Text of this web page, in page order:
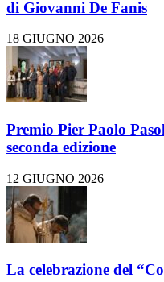
di Giovanni De Fanis
18 GIUGNO 2026
Premio Pier Paolo
seconda edizione
12 GIUGNO 2026
La celebrazione del